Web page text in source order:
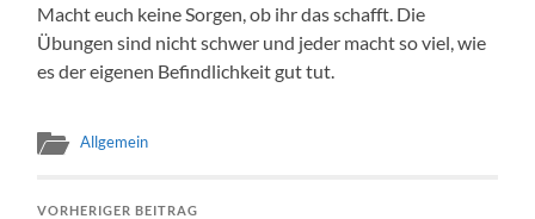
Macht euch keine Sorgen, ob ihr das schafft. Die
Übungen sind nicht schwer und jeder macht so viel, wie
es der eigenen Befindlichkeit gut tut.
Allgemein
VORHERIGER BEITRAG